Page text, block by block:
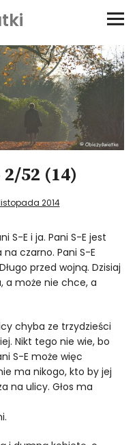
52 (14)
2014
S-E i ja. Pani S-E jest
czarno. Pani S-E
przed wojną. Dzisiaj
a może nie chce, a
chyba ze trzydzieści
Nikt tego nie wie, bo
S-E może więc
ma nikogo, kto by jej
na ulicy. Głos ma